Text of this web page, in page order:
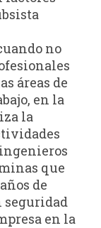
no
áreas de
en la
la
que
de
seguridad
en la